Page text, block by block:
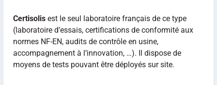
Certisolisest le seul laboratoire français de ce type
(laboratoire d’essais, certifications de conformité aux
normes NF-EN, audits de contrôle en usine,
accompagnement à l’innovation, …). Il dispose de
moyens de tests pouvant être déployés sur site.